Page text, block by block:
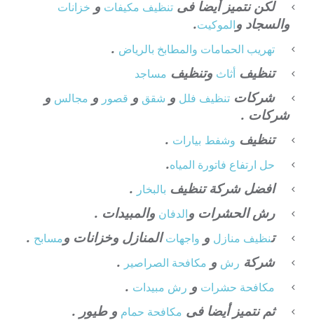
لكن نتميز أيضا فى تنظيف مكيفات و خزانات
والسجاد والموكيت.
تهريب الحمامات والمطابخ بالرياض .
تنظيف أثاث وتنظيف مساجد
شركات تنظيف فلل و شقق و قصور و مجالس و
شركات .
تنظيف وشفط بيارات .
حل ارتفاع فاتورة المياه.
افضل شركة تنظيف بالبخار .
رش الحشرات والدفان والمبيدات .
تنظيف منازل و واجهاتالمنازل وخزانات ومسابح .
شركة رش و مكافحة الصراصير .
مكافحة حشرات و رش مبيدات .
ثم نتميز أيضا فى مكافحة حمام و طيور .